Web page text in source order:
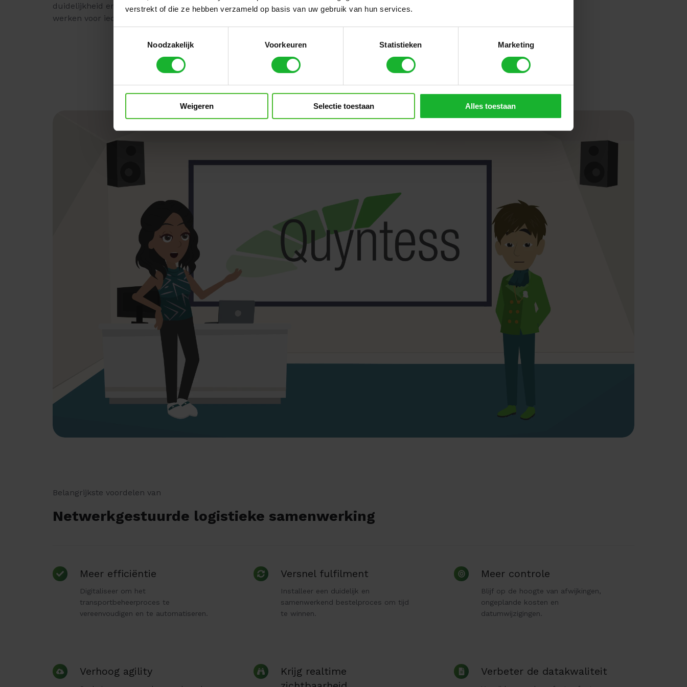
verstrekt of die ze hebben verzameld op basis van uw gebruik van hun services.
Noodzakelijk
Voorkeuren Statistieken Marketing
Weigeren Selectie toestaan Alles toestaan
duidelijkheid en gemak aan boord neemt, waardoor een gestroomlijnde, efficiënte manier van
werken voor iedereen betrokken wordt gecreëerd.
Belangrijkste voordelen van
Netwerkgestuurde logistieke samenwerking
Meer efficiëntie
Digitaliseer om het
transportbeheerproces te
vereenvoudigen en te automatiseren.
Meer
efficiëntie
Versnel fulfilment
Installeer een duidelijk en
samenwerkend bestelproces om tijd
te winnen.
Versnel
fulfilment
Meer controle
Blijf op de hoogte van afwijkingen,
ongeplande kosten en
datumwijzigingen.
Meer
controle
Verhoog agility
Verhoog
agility
Krijg realtime
Krijg
realtime
Verbeter de datakwaliteit
Verbeter
de